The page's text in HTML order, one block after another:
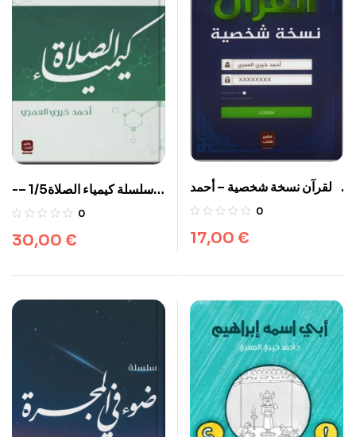
-سلسلة كيمياء الصلاة1/5 –
أحمد خيري العمري
0
30,00 €
القرآن نسخة شخصية – أحمد
خيري العمري0
17,00 €